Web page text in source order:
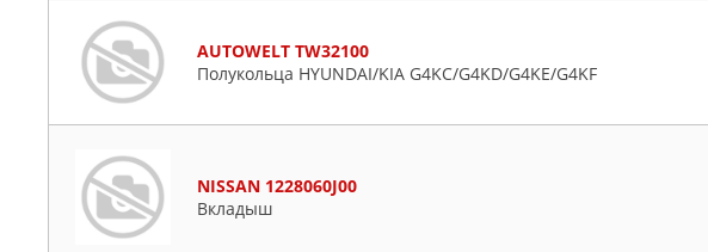
AUTOWELT TW32100
Полукольца HYUNDAI/KIA G4KC/G4KD/G4KE/G4KF
NISSAN 1228060J00
Вкладыш